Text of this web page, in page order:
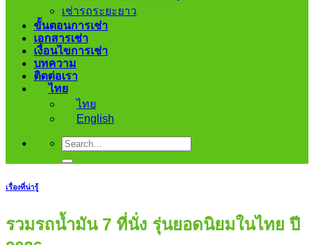
เช่ารถระยะยาว
ขั้นตอนการเช่า
เอกสารเช่า
เงื่อนไขการเช่า
บทความ
ติดต่อเรา
ไทย
ไทย
English
เรื่องที่น่ารู้
รวมรถน้ำมัน 7 ที่นั่ง รุ่นยอดนิยมในไทย ปี